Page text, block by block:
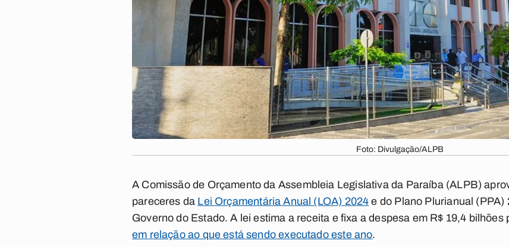
Foto: Divulgação/ALPB
A Comissão de Orçamento da Assembleia Legislativa da Paraíba (ALPB)
pareceres da Lei Orçamentária Anual (LOA) 2024 e do Plano Plurianual
Governo do Estado. A lei estima a receita e fixa a despesa em R$ 19,4 bilhões
em relação ao que está sendo executado este ano.